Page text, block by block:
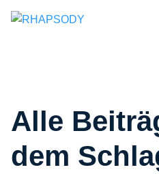
Alle
dem